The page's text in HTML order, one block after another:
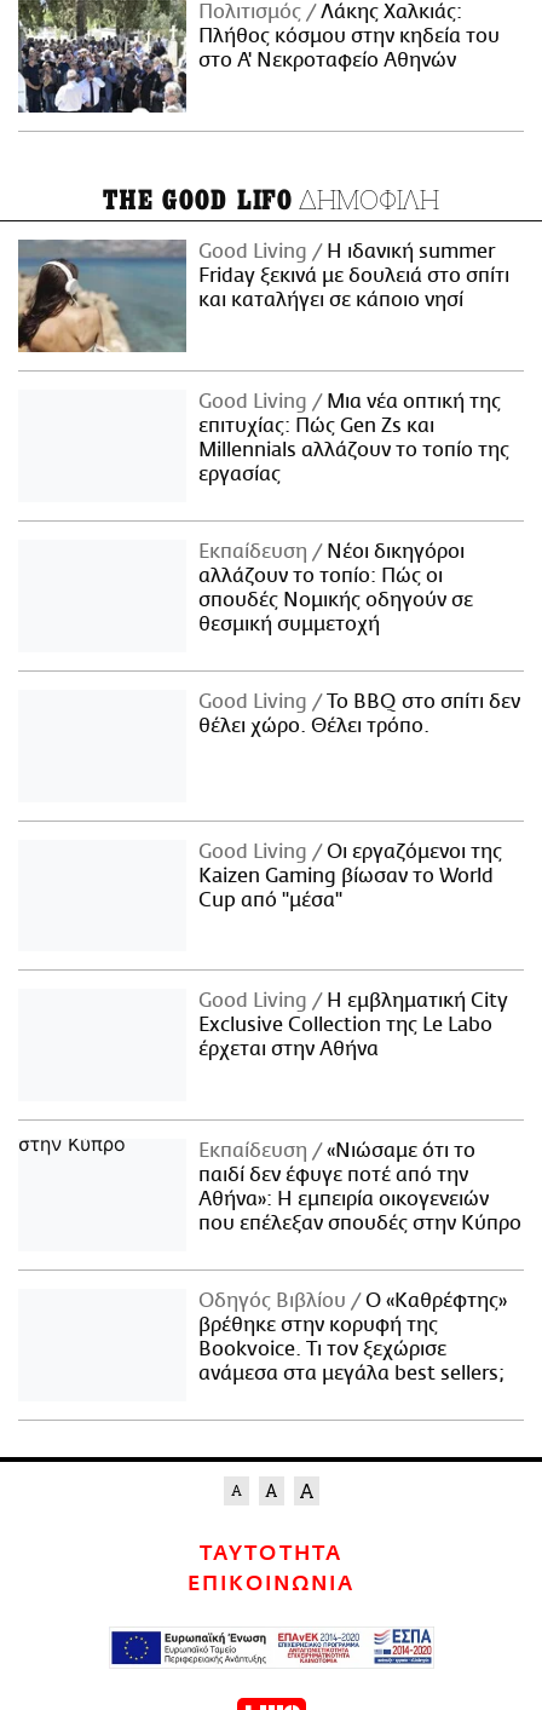
Πολιτισμός
Λάκης Χαλκιάς:
Πλήθος κόσμου στην κηδεία του
στο Α' Νεκροταφείο Αθηνών
THE GOOD LIFO ΔΗΜΟΦΙΛΗ
Good Living
Η ιδανική summer
Friday ξεκινά με δουλειά στο σπίτι
και καταλήγει σε κάποιο νησί
Good Living
Μια νέα οπτική της
επιτυχίας: Πώς Gen Zs και
Millennials αλλάζουν το τοπίο της
εργασίας
Εκπαίδευση
Νέοι δικηγόροι
αλλάζουν το τοπίο: Πώς οι
σπουδές Νομικής οδηγούν σε
θεσμική συμμετοχή
Good Living
Το BBQ στο σπίτι δεν
θέλει χώρο. Θέλει τρόπο.
Good Living
Οι εργαζόμενοι της
Kaizen Gaming βίωσαν το World
Cup από "μέσα"
Good Living
Η εμβληματική City
Exclusive Collection της Le Labo
έρχεται στην Αθήνα
Εκπαίδευση
«Νιώσαμε ότι το
παιδί δεν έφυγε ποτέ από την
Αθήνα»: Η εμπειρία οικογενειών
που επέλεξαν σπουδές στην Κύπρο
Οδηγός Βιβλίου
Ο «Καθρέφτης»
βρέθηκε στην κορυφή της
Bookvoice. Τι τον ξεχώρισε
ανάμεσα στα μεγάλα best sellers;
ΤΑΥΤΟΤΗΤΑ
ΕΠΙΚΟΙΝΩΝΙΑ